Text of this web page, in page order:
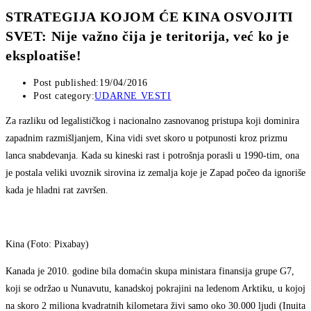
STRATEGIJA KOJOM ĆE KINA OSVOJITI
SVET: Nije važno čija je teritorija, već ko je
eksploatiše!
Post published: 19/04/2016
Post category:UDARNE VESTI
Za razliku od legalističkog i nacionalno zasnovanog pristupa koji dominira
zapadnim razmišljanjem, Kina vidi svet skoro u potpunosti kroz prizmu
lanca snabdevanja. Kada su kineski rast i potrošnja porasli u 1990-tim, ona
je postala veliki uvoznik sirovina iz zemalja koje je Zapad počeo da ignoriše
kada je hladni rat završen.
Kina (Foto: Pixabay)
Kanada je 2010. godine bila domaćin skupa ministara finansija grupe G7,
koji se održao u Nunavutu, kanadskoj pokrajini na ledenom Arktiku, u kojoj
na skoro 2 miliona kvadratnih kilometara živi samo oko 30.000 ljudi (Inuita